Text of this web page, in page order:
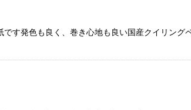
発色も良く、巻き心地も良い国産クイリング